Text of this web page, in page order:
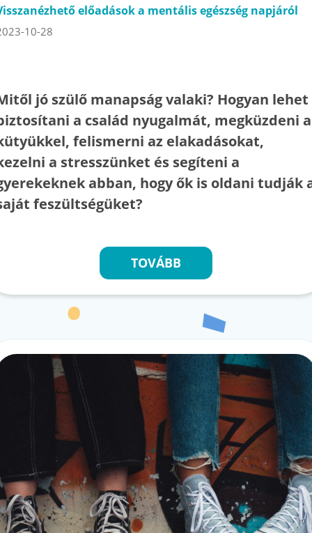
előadások a mentális egészség napjáról
10-28
jó szülő manapság valaki? Hogyan lehet
a család nyugalmát, megküzdeni a
felismerni az elakadásokat,
a stresszünket és segíteni a
abban, hogy ők is oldani tudják
feszültségüket?
TOVÁBB